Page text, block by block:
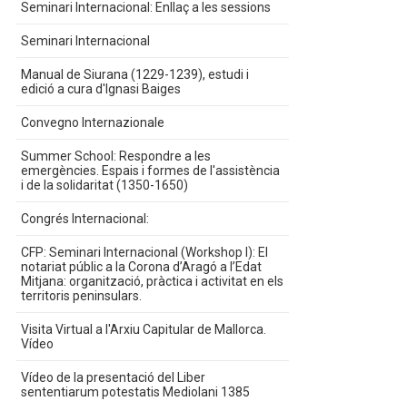
Seminari Internacional: Enllaç a les sessions
Seminari Internacional
Manual de Siurana (1229-1239), estudi i
edició a cura d'Ignasi Baiges
Convegno Internazionale
Summer School: Respondre a les
emergències. Espais i formes de l'assistència
i de la solidaritat (1350-1650)
Congrés Internacional:
CFP: Seminari Internacional (Workshop I): El
notariat públic a la Corona d’Aragó a l’Edat
Mitjana: organització, pràctica i activitat en els
territoris peninsulars.
Visita Virtual a l'Arxiu Capitular de Mallorca.
Vídeo
Vídeo de la presentació del Liber
sententiarum potestatis Mediolani 1385